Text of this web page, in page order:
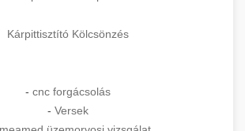
Kárpittisztító Kölcsönzés
- cnc forgácsolás
- Versek